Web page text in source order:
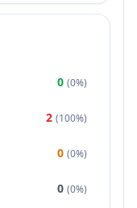
0 (0%)
2 (100%)
0 (0%)
0 (0%)